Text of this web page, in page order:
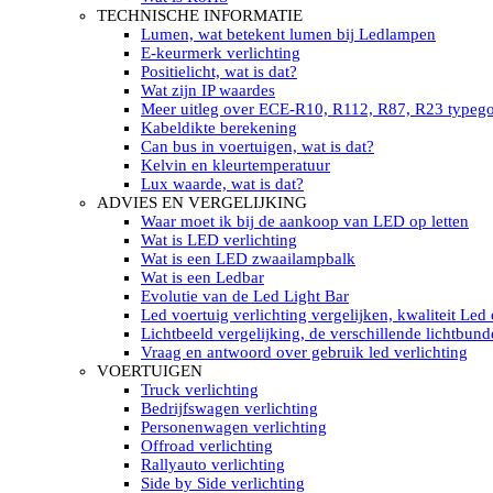
LED’s light PRO schijnwerpers 220V
LED High Bay verlichting 220V
Subcategorieën Led werkverlichting
LED SIGNALISATIE
Led Flitsers
Werkverlichting met Led flitsers
Led zwaailampbalk
Led Multi zwaailampbalk
Led flitsbalk compact
Traffic Advisors
Led zwaailicht
Accessoires signalering
Led signalisatie in Subcategorieën
LED KOPLAMPEN GEKEURD
Led koplampen inbouw
Led koplampen opbouw
Led koplampen tractoren
Subcategorieën Led koplampen
LED ZOEKLICHT
Electrische Led zoeklamp Allremote
Electrisch Led zoeklicht Golight
Marinco Roestvrijstaal Led zoeklicht
Elektrisch Led zoeklicht diverse
Led zoeklamp accessoires ALLremote
Led zoeklicht 230V
Subcategorieën Led zoeklichten
TECHNISCHE INFORMATIE
Lumen, wat betekent lumen bij Ledlampen
E-keurmerk verlichting
Positielicht, wat is dat?
Wat zijn IP waardes
Meer uitleg over ECE-R10, R112, R87, R23
Kabeldikte berekening
Can bus in voertuigen, wat is dat?
Kelvin en kleurtemperatuur
Lux waarde, wat is dat?
ADVIES EN VERGELIJKING
Waar moet ik bij de aankoop van LED op letten
Wat is LED verlichting
Wat is een LED zwaailampbalk
Wat is een Ledbar
Evolutie van de Led Light Bar
Led voertuig verlichting vergelijken, kwaliteit Led
Lichtbeeld vergelijking, de verschillende
Vraag en antwoord over gebruik led verlichting
VOERTUIGEN
Truck verlichting
Bedrijfswagen verlichting
Personenwagen verlichting
Offroad verlichting
Rallyauto verlichting
Side by Side verlichting